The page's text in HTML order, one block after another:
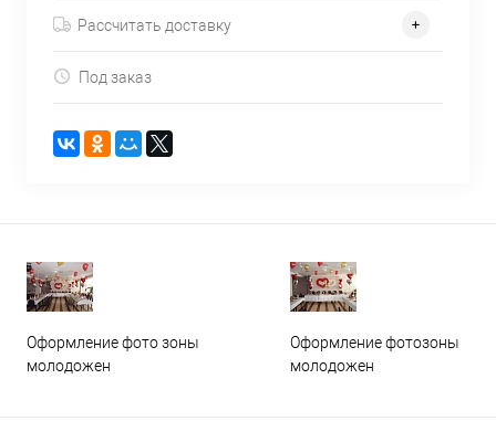
Рассчитать доставку
Под заказ
Оформление фото зоны
молодожен
Оформление фотозоны
молодожен